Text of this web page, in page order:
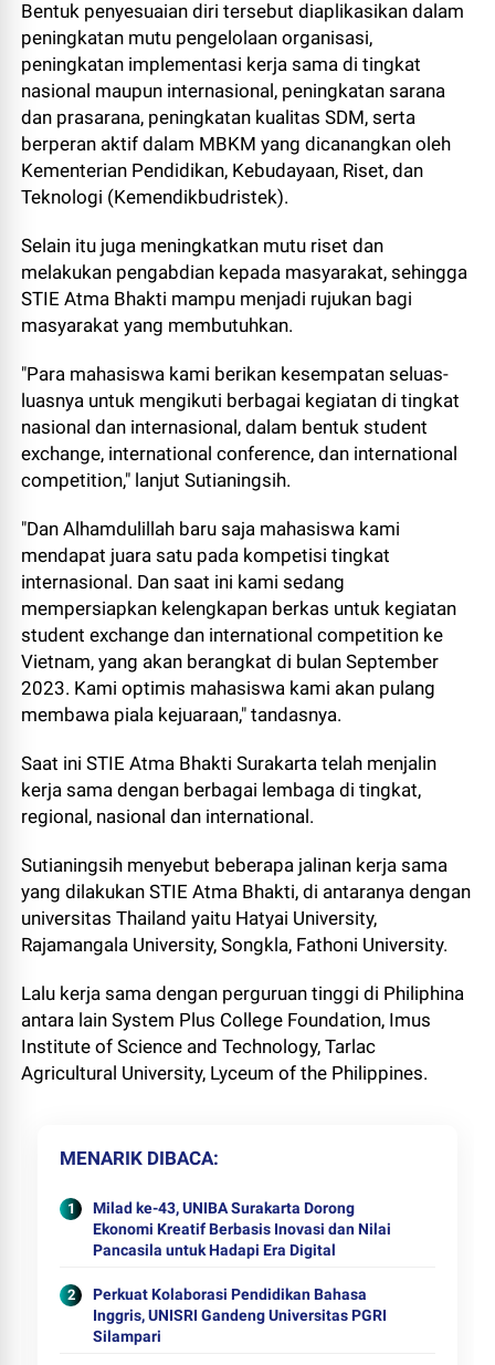
Bentuk penyesuaian diri tersebut diaplikasikan dalam
peningkatan mutu pengelolaan organisasi,
peningkatan implementasi kerja sama di tingkat
nasional maupun internasional, peningkatan sarana
dan prasarana, peningkatan kualitas SDM, serta
berperan aktif dalam MBKM yang dicanangkan oleh
Kementerian Pendidikan, Kebudayaan, Riset, dan
Teknologi (Kemendikbudristek).
Selain itu juga meningkatkan mutu riset dan
melakukan pengabdian kepada masyarakat, sehingga
STIE Atma Bhakti mampu menjadi rujukan bagi
masyarakat yang membutuhkan.
"Para mahasiswa kami berikan kesempatan seluas-
luasnya untuk mengikuti berbagai kegiatan di tingkat
nasional dan internasional, dalam bentuk student
exchange, international conference, dan international
competition," lanjut Sutianingsih.
"Dan Alhamdulillah baru saja mahasiswa kami
mendapat juara satu pada kompetisi tingkat
internasional. Dan saat ini kami sedang
mempersiapkan kelengkapan berkas untuk kegiatan
student exchange dan international competition ke
Vietnam, yang akan berangkat di bulan September
2023. Kami optimis mahasiswa kami akan pulang
membawa piala kejuaraan," tandasnya.
Saat ini STIE Atma Bhakti Surakarta telah menjalin
kerja sama dengan berbagai lembaga di tingkat,
regional, nasional dan international.
Sutianingsih menyebut beberapa jalinan kerja sama
yang dilakukan STIE Atma Bhakti, di antaranya dengan
universitas Thailand yaitu Hatyai University,
Rajamangala University, Songkla, Fathoni University.
Lalu kerja sama dengan perguruan tinggi di Philiphina
antara lain System Plus College Foundation, Imus
Institute of Science and Technology, Tarlac
Agricultural University, Lyceum of the Philippines.
MENARIK DIBACA
Milad ke-43, UNIBA Surakarta Dorong
Ekonomi Kreatif Berbasis Inovasi dan Nilai
Pancasila untuk Hadapi Era Digital
Perkuat Kolaborasi Pendidikan Bahasa
Inggris, UNISRI Gandeng Universitas PGRI
Silampari